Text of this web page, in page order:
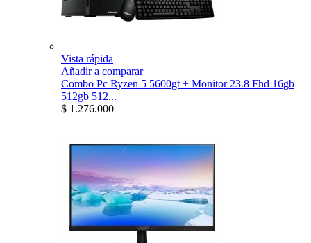
Vista rápida
Añadir a comparar
Combo Pc Ryzen 5 5600gt + Monitor 23.8 Fhd 16gb
512gb 512...
$ 1.276.000